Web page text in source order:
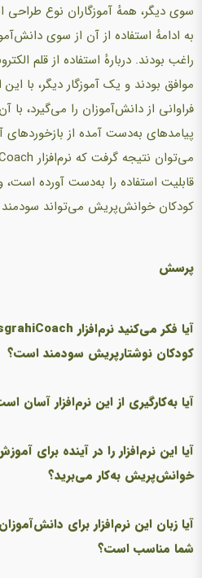
سوی دیگر، همهٔ آموزگاران نوع طراحی
به ادامهٔ استفاده از آن از سوی
راغب بودند. دربارهٔ استفاده از قلم
موافق بودند و یک آموزگار دیگر، با
فراوانی از دانش‌آموزان را می‌گیرد، با
پیامدهای به‌دست آمده از بازخوردهای
قابلیت استفاده را به‌دست آورده
کودکان خوانش‌پریش می‌تواند سودمند
پرسش
آیا فکر می‌کنید نرم‌افزار
کودکان نوشتارپریش سودمند است؟
آیا به‌کارگیری از این نرم‌افزار آسان
آیا این نرم‌افزار را در آینده برای
خوانش‌پریش به‌کار می‌برید؟
آیا زبان این نرم‌افزار برای
شما مناسب است؟